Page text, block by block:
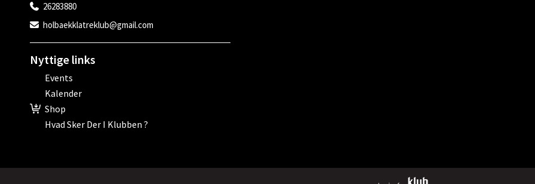
26283880
holbaekklatreklub@gmail.com
Nyttige links
Events
Kalender
Shop
Hvad Sker Der I Klubben ?